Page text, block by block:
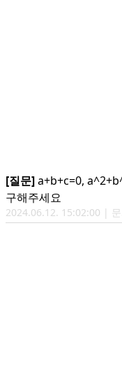
[질문]a+b+c=0,
구해주세요
2024.06.12. 15:02:00 |